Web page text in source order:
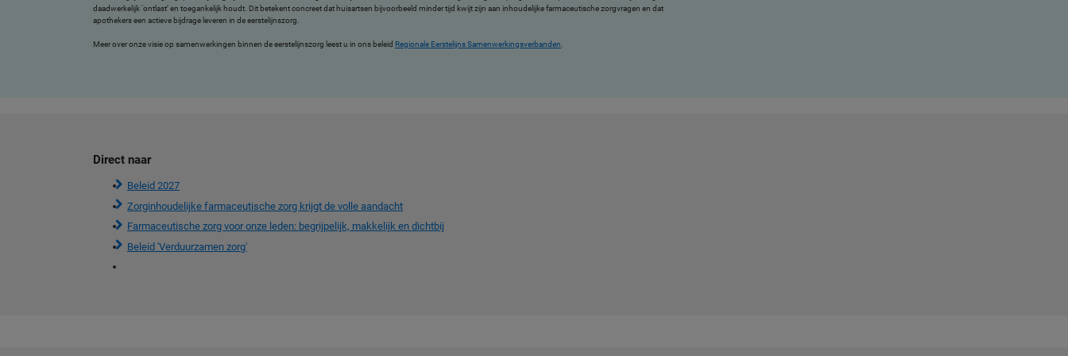
daadwerkelijk ‘ontlast’ en toegankelijk houdt. Dit betekent concreet dat huisartsen bijvoorbeeld minder tijd kwijt zijn aan inhoudelijke farmaceutische zorgvragen en dat
apothekers een actieve bijdrage leveren in de eerstelijnszorg.
Meer over onze visie op samenwerkingen binnen de eerstelijnszorg leest u in ons beleid Regionale Eerstelijns Samenwerkingsverbanden.
Direct naar
Beleid 2027
Zorginhoudelijke farmaceutische zorg krijgt de volle aandacht
Farmaceutische zorg voor onze leden: begrijpelijk, makkelijk en dichtbij
Beleid 'Verduurzamen zorg'